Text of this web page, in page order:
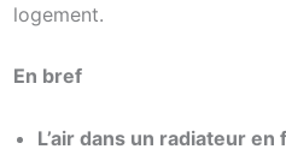
logement.
En bref
L’air dans un radiateur en